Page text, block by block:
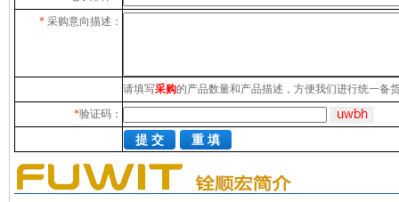
* 采购意向描述：
请填写采购的产品数量和产品描述，方便我们进行统一备
*验证码：